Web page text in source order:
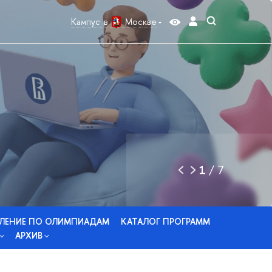
Кампус в Москве
1 /7
ПО ОЛИМПИАДАМ
КАТАЛОГ ПРОГРАММ
АРХИВ